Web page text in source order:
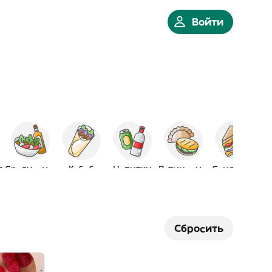
Войти
Кебаб Напитки Сэндвичи
Сбросить